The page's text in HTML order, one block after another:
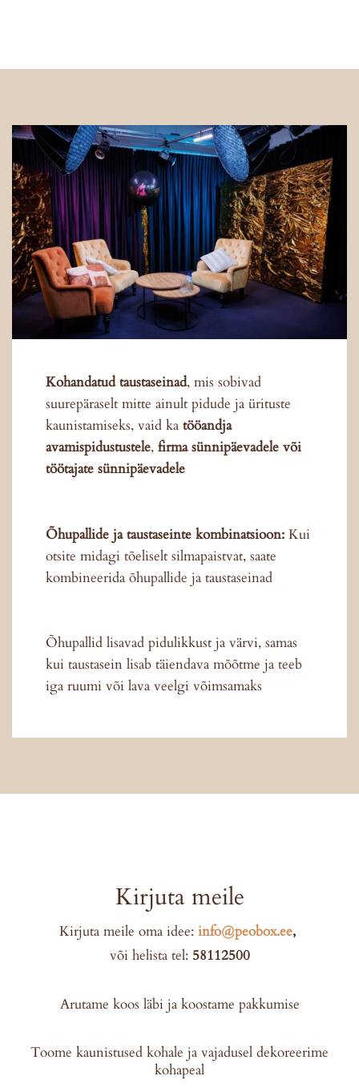
Kohandatud taustaseinad, mis sobivad
suurepäraselt mitte ainult pidude ja ürituste
kaunistamiseks, vaid ka tööandja
avamispidustustele, firma sünnipäevadele või
töötajate sünnipäevadele
Õhupallide ja taustaseinte kombinatsioon:Kui
otsite midagi tõeliselt silmapaistvat, saate
kombineerida õhupallide ja taustaseinad
Õhupallid lisavad pidulikkust ja värvi, samas
kui taustasein lisab täiendava mõõtme ja teeb
iga ruumi või lava veelgi võimsamaks
Kirjuta meile
Kirjuta meile oma idee: info@peobox.ee,
või helista tel: 58112500
Arutame koos läbi ja koostame pakkumise
Toome kaunistused kohale ja vajadusel dekoreerime
kohapeal